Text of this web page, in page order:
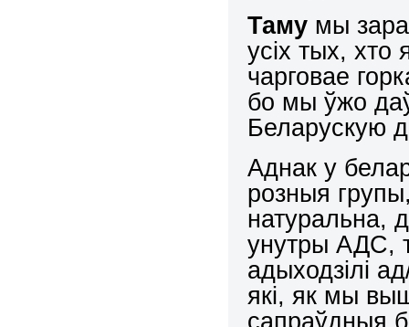
Таму мы
усіх тых,
чарговае
бо мы ўжо
Беларускую
Аднак у
розныя
натуральна,
унутры АДС,
адыходзілі
які, як мы
сапраўдныя